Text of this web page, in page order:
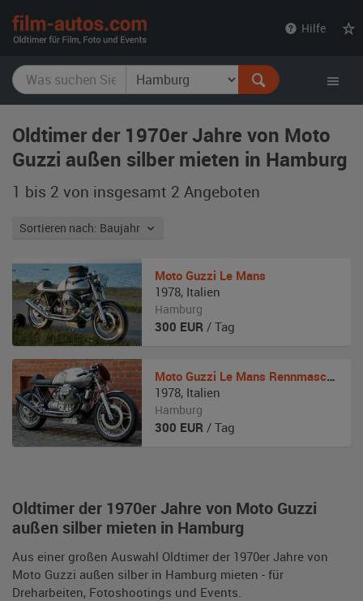
Hilfe
Oldtimer der 1970er Jahre von Moto
Guzzi außen silber mieten in Hamburg
1 bis 2 von insgesamt 2 Angeboten
Sortieren nach: Baujahr
Oldtimer der 1970er Jahre von Moto Guzzi
außen silber mieten in Hamburg
Aus einer großen Auswahl Oldtimer der 1970er Jahre von
Moto Guzzi außen silber in Hamburg mieten - für
Dreharbeiten, Fotoshootings und Events.
Moto Guzzi Le Mans
1978, Italien
Hamburg
300 EUR / Tag
Moto Guzzi Le Mans Rennmaschine
1978, Italien
Hamburg
300 EUR / Tag